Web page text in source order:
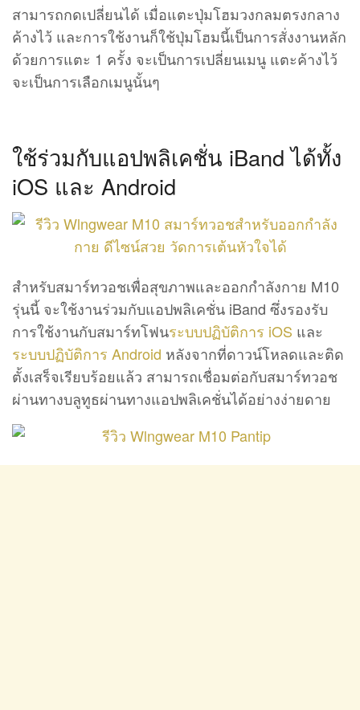
สามารถกดเปลี่ยนได้ เมื่อแตะปุ่มโฮมวงกลมตรงกลาง
ค้างไว้ และการใช้งานก็ใช้ปุ่มโฮมนี้เป็นการสั่งงานหลัก
ด้วยการแตะ 1 ครั้ง จะเป็นการเปลี่ยนเมนู แตะค้างไว้
จะเป็นการเลือกเมนูนั้นๆ
ใช้ร่วมกับแอปพลิเคชั่น iBand ได้ทั้ง
iOS และ Android
สำหรับสมาร์ทวอชเพื่อสุขภาพและออกกำลังกาย M10
รุ่นนี้ จะใช้งานร่วมกับแอปพลิเคชั่น iBand ซึ่งรองรับ
การใช้งานกับสมาร์ทโฟนระบบปฏิบัติการ iOS และ
ระบบปฏิบัติการ Android หลังจากที่ดาวน์โหลดและติด
ตั้งเสร็จเรียบร้อยแล้ว สามารถเชื่อมต่อกับสมาร์ทวอช
ผ่านทางบลูทูธผ่านทางแอปพลิเคชั่นได้อย่างง่ายดาย